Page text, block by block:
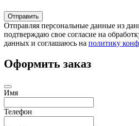
Отправляя персональные данные из
подтверждаю свое согласие на
данных и соглашаюсь на политику
Оформить заказ
Имя
Телефон